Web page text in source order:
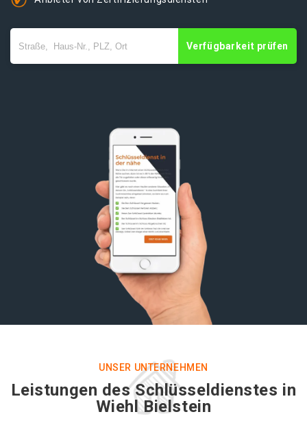
Verfügbarkeit prüfen
UNSER UNTERNEHMEN
Leistungen des Schlüsseldienstes in
Wiehl Bielstein